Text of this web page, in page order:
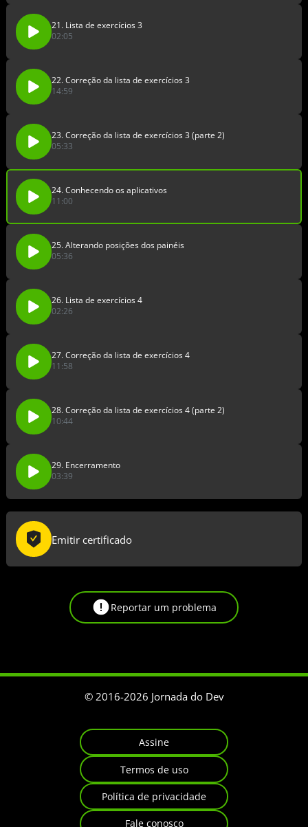
21. Lista de exercícios 3
02:05
22. Correção da lista de exercícios 3
14:59
23. Correção da lista de exercícios 3 (parte 2)
05:33
24. Conhecendo os aplicativos
11:00
25. Alterando posições dos painéis
05:36
26. Lista de exercícios 4
02:26
27. Correção da lista de exercícios 4
11:58
28. Correção da lista de exercícios 4 (parte 2)
10:44
29. Encerramento
03:39
Emitir certificado
Reportar um problema
© 2016-2026 Jornada do Dev
Assine
Termos de uso
Política de privacidade
Fale conosco